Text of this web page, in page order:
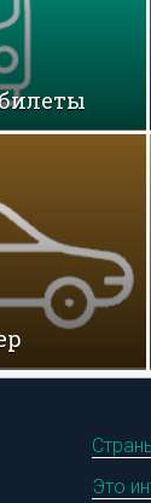
Это